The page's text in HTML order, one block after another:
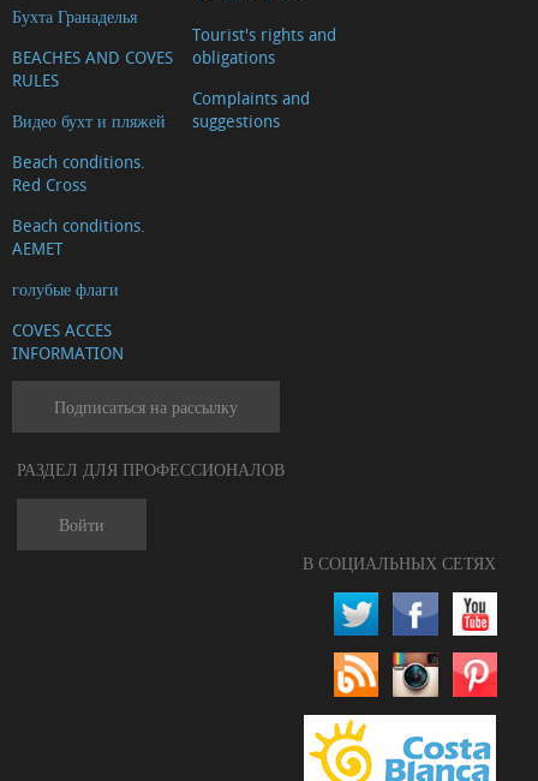
Бухта Гранаделья
BEACHES AND COVES
RULES
Видео бухт и пляжей
Beach conditions.
Red Cross
Beach conditions.
AEMET
голубые флаги
COVES ACCES
INFORMATION
Tourist's rights and
obligations
Complaints and
suggestions
Подписаться на рассылку
РАЗДЕЛ ДЛЯ ПРОФЕССИОНАЛОВ
Войти
В СОЦИАЛЬНЫХ СЕТЯХ